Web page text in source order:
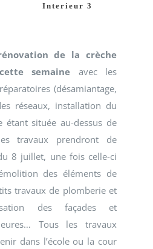
Interieur 3
de la crèche
semaine avec les
(désamiantage,
réseaux, installation du
étant située au-dessus de
travaux prendront de
8 juillet, une fois celle-ci
des éléments de
travaux de plomberie et
des façades et
Tous les travaux
dans l’école ou la cour